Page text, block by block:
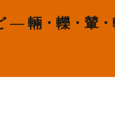
— 輛・轢・輦